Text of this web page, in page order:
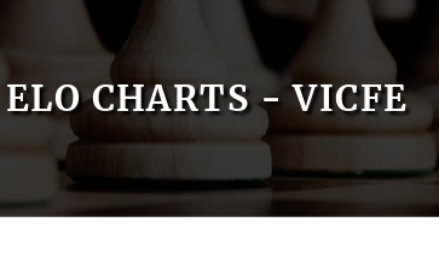
ELO CHARTS - VICFE